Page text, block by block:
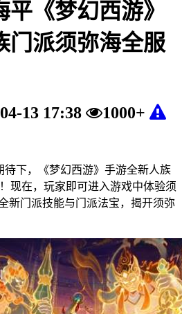
《梦幻西游》
门派须弥海全服
13 17:38
1000+
待下，《梦幻西游》手游全新人族
现在，玩家即可进入游戏中体验须
新门派技能与门派法宝，揭开须弥